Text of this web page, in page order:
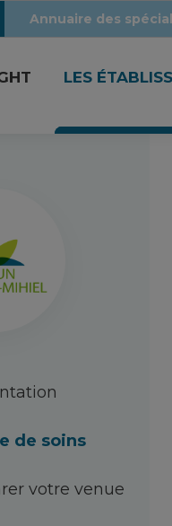
Annuaire des
LES
de soins
votre venue